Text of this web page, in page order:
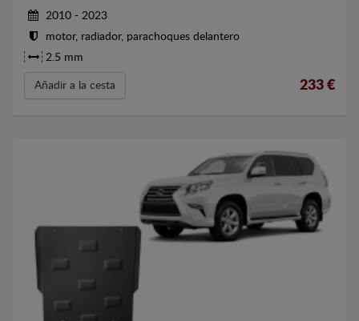
2010 - 2023
motor, radiador, parachoques delantero
2.5 mm
Añadir a la cesta 233 €